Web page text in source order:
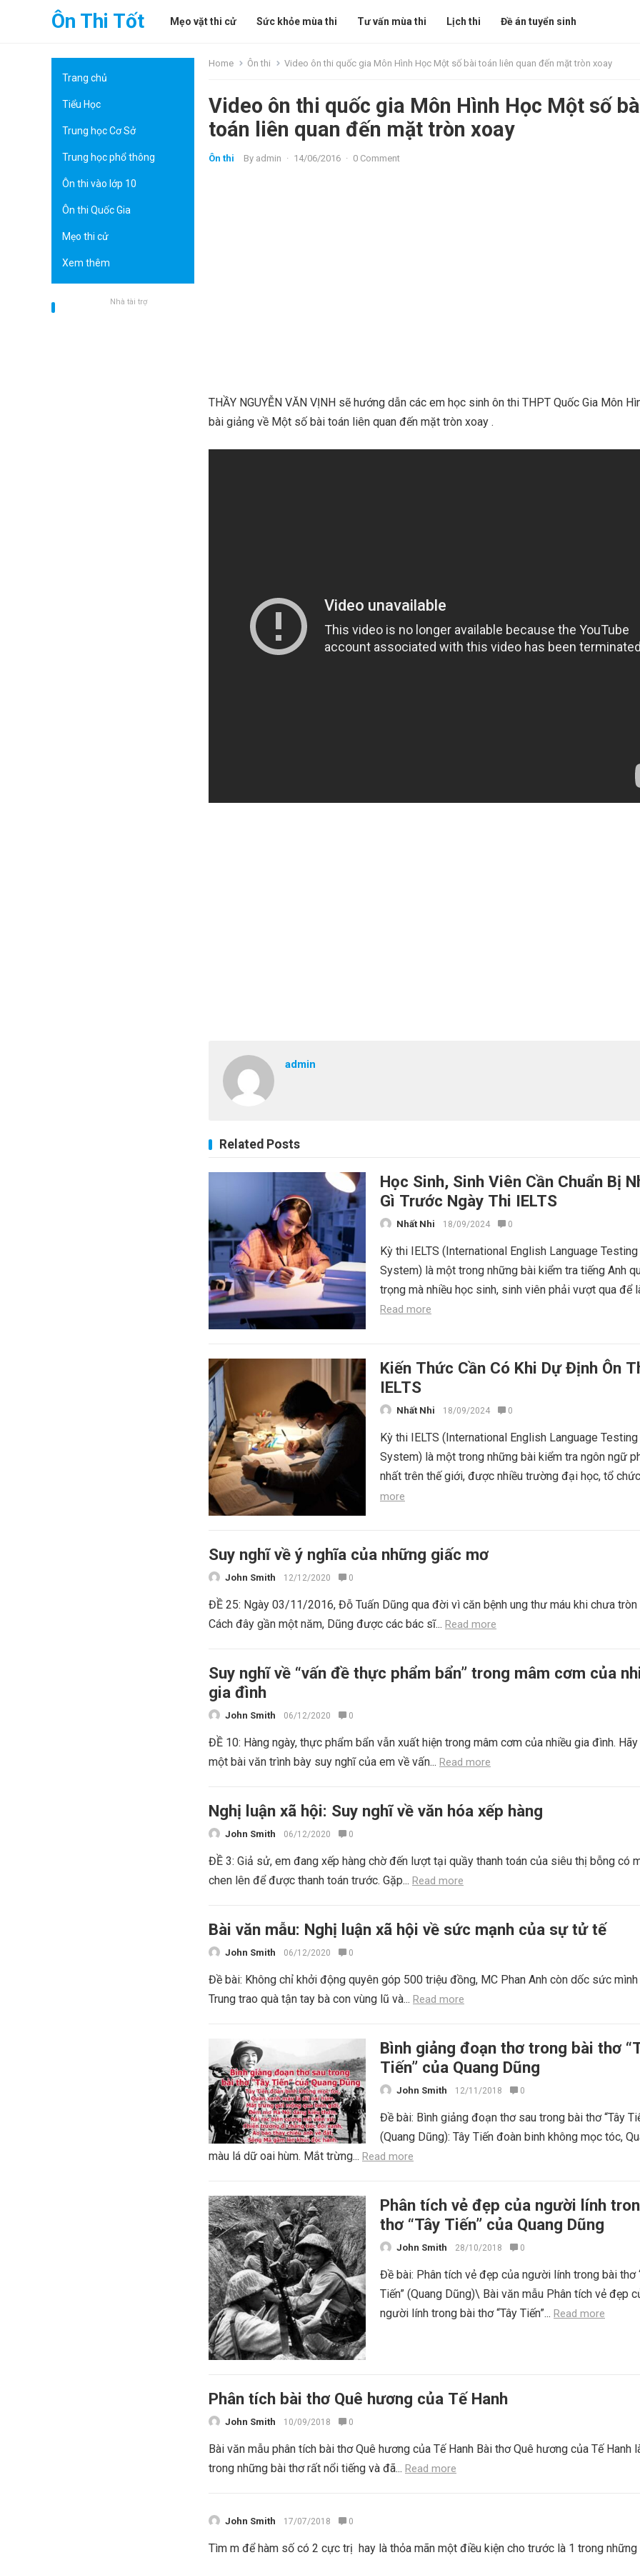
Ôn Thi Tốt Mẹo vặt thi cử Sức khỏe mùa thi Tư vấn mùa thi Lịch thi Đề án tuyển sinh
Trang chủ
Tiểu Học
Trung học Cơ Sở
Trung học phổ thông
Ôn thi vào lớp 10
Ôn thi Quốc Gia
Mẹo thi cử
Xem thêm
Nhà tài trợ
Home Ôn thi Video ôn thi quốc gia Môn Hình Học Một số bài toán liên quan đến mặt tròn xoay
Video ôn thi quốc gia Môn Hình Học Một số
toán liên quan đến mặt tròn xoay
Ôn thi By admin · 14/06/2016 · 0 Comment
THẦY NGUYỄN VĂN VỊNH sẽ hướng dẫn các em học sinh ôn thi THPT Quốc Gia Môn
bài giảng về Một số bài toán liên quan đến mặt tròn xoay .
admin
Related Posts
Học Sinh, Sinh Viên Cần Chuẩn Bị
Gì Trước Ngày Thi IELTS
Nhất Nhi 18/09/2024 0
Kỳ thi IELTS (International English Language Testing
System) là một trong những bài kiểm tra tiếng Anh
trọng mà nhiều học sinh, sinh viên phải vượt qua để
Read more
Kiến Thức Cần Có Khi Dự Định Ôn
IELTS
Nhất Nhi 18/09/2024 0
Kỳ thi IELTS (International English Language Testing
System) là một trong những bài kiểm tra ngôn ngữ
nhất trên thế giới, được nhiều trường đại học, tổ
more
Suy nghĩ về ý nghĩa của những giấc mơ
John Smith 12/12/2020 0
ĐỀ 25: Ngày 03/11/2016, Đỗ Tuấn Dũng qua đời vì căn bệnh ung thư máu khi chưa tròn
Cách đây gần một năm, Dũng được các bác sĩ... Read more
Suy nghĩ về “vấn đề thực phẩm bẩn” trong mâm cơm của
gia đình
John Smith 06/12/2020 0
ĐỀ 10: Hàng ngày, thực phẩm bẩn vẫn xuất hiện trong mâm cơm của nhiều gia đình.
một bài văn trình bày suy nghĩ của em về vấn... Read more
Nghị luận xã hội: Suy nghĩ về văn hóa xếp hàng
John Smith 06/12/2020 0
ĐỀ 3: Giả sử, em đang xếp hàng chờ đến lượt tại quầy thanh toán của siêu thị bỗng có
chen lên để được thanh toán trước. Gặp... Read more
Bài văn mẫu: Nghị luận xã hội về sức mạnh của sự tử tế
John Smith 06/12/2020 0
Đề bài: Không chỉ khởi động quyên góp 500 triệu đồng, MC Phan Anh còn dốc sức mình
Trung trao quà tận tay bà con vùng lũ và... Read more
Bình giảng đoạn thơ trong bài thơ
Tiến” của Quang Dũng
John Smith 12/11/2018 0
Đề bài: Bình giảng đoạn thơ sau trong bài thơ “Tây
(Quang Dũng): Tây Tiến đoàn binh không mọc tóc,
màu lá dữ oai hùm. Mắt trừng... Read more
Phân tích vẻ đẹp của người lính
thơ “Tây Tiến” của Quang Dũng
John Smith 28/10/2018 0
Đề bài: Phân tích vẻ đẹp của người lính trong bài thơ
Tiến” (Quang Dũng)\ Bài văn mẫu Phân tích vẻ đẹp
người lính trong bài thơ “Tây Tiến”... Read more
Phân tích bài thơ Quê hương của Tế Hanh
John Smith 10/09/2018 0
Bài văn mẫu phân tích bài thơ Quê hương của Tế Hanh Bài thơ Quê hương của Tế Hanh
trong những bài thơ rất nổi tiếng và đã... Read more
John Smith 17/07/2018 0
Tìm m để hàm số có 2 cực trị hay là thỏa mãn một điều kiện cho trước là 1 trong những